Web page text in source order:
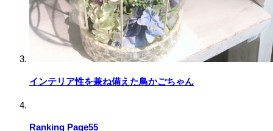
インテリア性を兼ね備えた鳥かごちゃん
Ranking Page55